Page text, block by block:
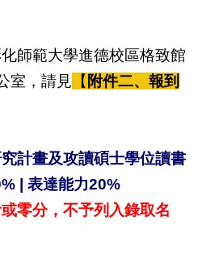
師範大學進德校區格致館
室，請見 【 附件二、報到
計畫及攻讀碩士學位讀書
| 表達能力20%
零分，不予列入錄取名